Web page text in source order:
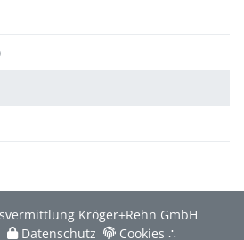
Kröger+Rehn GmbH
Datenschutz Cookies ∴